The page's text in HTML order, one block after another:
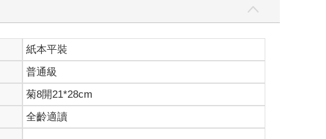
紙本平裝
普通級
菊8開21*28cm
全齡適讀